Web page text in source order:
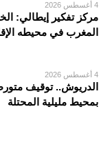
4 أغسطس 2026
مركز تفكير إيطالي:
المغرب في محيطه
4 أغسطس 2026
الدريوش.. توقيف
بمحيط مليلية المحتلة